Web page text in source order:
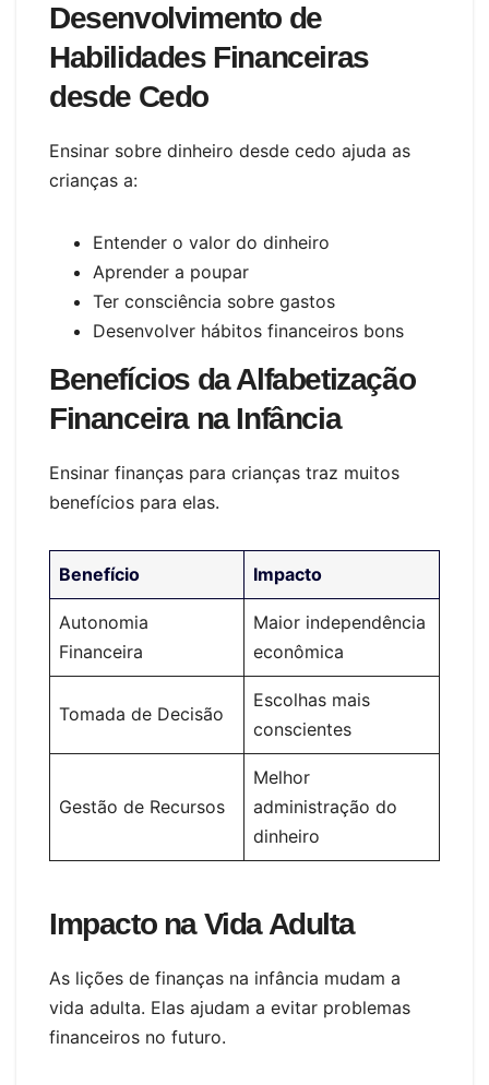
Desenvolvimento de
Habilidades Financeiras
desde Cedo
Ensinar sobre dinheiro desde cedo ajuda as
crianças a:
Entender o valor do dinheiro
Aprender a poupar
Ter consciência sobre gastos
Desenvolver hábitos financeiros bons
Benefícios da Alfabetização
Financeira na Infância
Ensinar finanças para crianças traz muitos
benefícios para elas.
Benefício Impacto
Autonomia
Financeira
Maior independência
econômica
Tomada de Decisão
Escolhas mais
conscientes
Gestão de Recursos
Melhor
administração do
dinheiro
Impacto na Vida Adulta
As lições de finanças na infância mudam a
vida adulta. Elas ajudam a evitar problemas
financeiros no futuro.